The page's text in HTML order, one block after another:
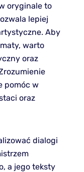
oryginale to
lepiej
Aby
warto
oraz
pomóc w
oraz
dialogi
a jego teksty